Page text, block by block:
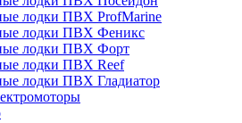
лодки ПВХ ProfMarine
лодки ПВХ Феникс
лодки ПВХ Форт
лодки ПВХ Reef
лодки ПВХ Гладиатор